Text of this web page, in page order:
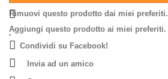
Rimuovi questo prodotto dai miei preferiti.
Aggiungi questo prodotto ai miei preferiti.
Condividi su Facebook!
Invia ad un amico